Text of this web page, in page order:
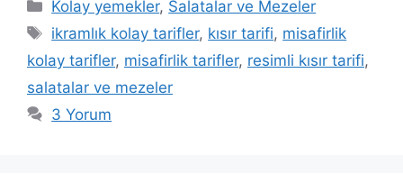
Kolay yemekler, Salatalar ve Mezeler
Etiketler
ikramlık kolay tarifler, kısır tarifi, misafirlik
kolay tarifler, misafirlik tarifler, resimli kısır tarifi,
salatalar ve mezeler
3 Yorum